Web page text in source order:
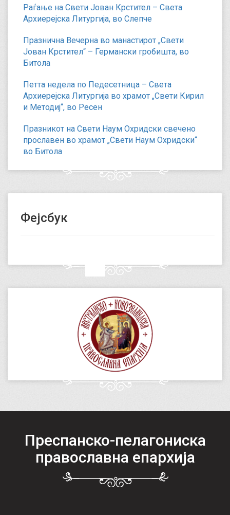
Раѓање на Свети Јован Крстител – Света
Архиерејска Литургија, во Слепче
Празнична Вечерна во манастирот „Свети
Јован Крстител“ – Германски гробишта, во
Битола
Петта недела по Педесетница – Света
Архиерејска Литургија во храмот „Свети Кирил
и Методиј“, во Ресен
Празникот на Свети Наум Охридски свечено
прославен во храмот „Свети Наум Охридски“
во Битола
Фејсбук
Преспанско-пелагониска
православна епархија